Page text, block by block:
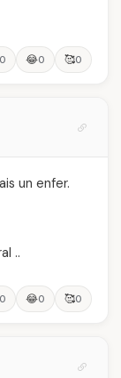
0 😂0 🥰0
un enfer.
..
0 😂0 🥰0